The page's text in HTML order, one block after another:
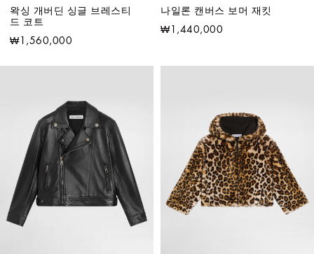
왁싱 개버딘 싱글 브레스티
드 코트
₩1,560,000
나일론 캔버스 보머 재킷
₩1,440,000